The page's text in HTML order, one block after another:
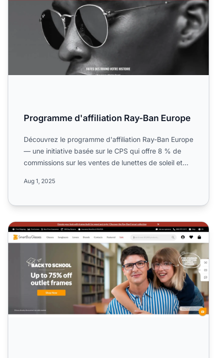
Programme d'affiliation Ray-Ban Europe
Découvrez le programme d'affiliation Ray-Ban Europe
— une initiative basée sur le CPS qui offre 8 % de
commissions sur les ventes de lunettes de soleil et
Aug 1, 2025
Programme d'affiliation SmartBuyGlasses